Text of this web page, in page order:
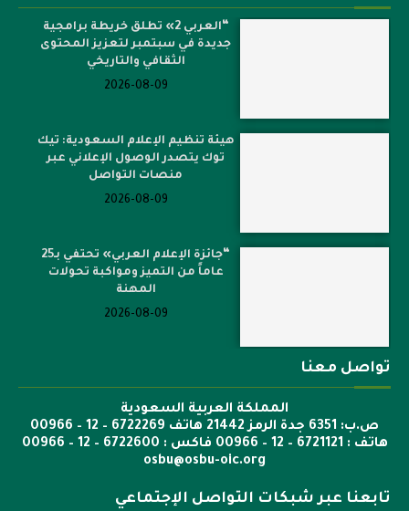
“العربي 2» تطلق خريطة برامجية
جديدة في سبتمبر لتعزيز المحتوى
الثقافي والتاريخي
2026-08-09
هيئة تنظيم الإعلام السعودية: تيك
توك يتصدر الوصول الإعلاني عبر
منصات التواصل
2026-08-09
“جائزة الإعلام العربي» تحتفي بـ25
عاماً من التميز ومواكبة تحولات
المهنة
2026-08-09
تواصل معنا
المملكة العربية السعودية
ص.ب: 6351 جدة الرمز 21442 هاتف 6722269 – 12 – 00966
هاتف : 6721121 – 12 – 00966 فاكس : 6722600 – 12 – 00966
osbu@osbu-oic.org
تابعنا عبر شبكات التواصل الإجتماعي